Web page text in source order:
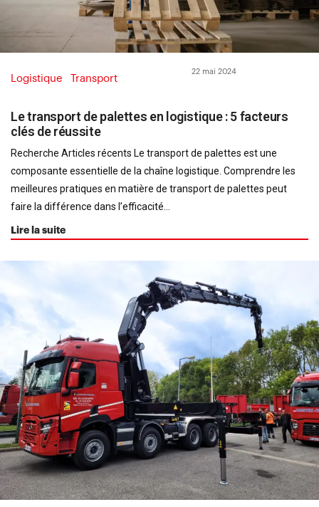
Logistique Transport
Le transport de palettes en logistique : 5 facteurs
clés de réussite
22 mai 2024
Recherche Articles récents Le transport de palettes est une
composante essentielle de la chaîne logistique. Comprendre les
meilleures pratiques en matière de transport de palettes peut
faire la différence dans l’efficacité...
Lire la suite